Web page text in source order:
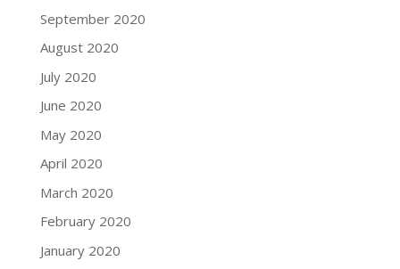
September 2020
August 2020
July 2020
June 2020
May 2020
April 2020
March 2020
February 2020
January 2020